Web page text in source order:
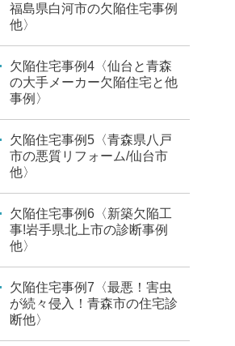
福島県白河市の欠陥住宅事例
他〉
欠陥住宅事例4〈仙台と青森
の大手メーカー欠陥住宅と他
事例〉
欠陥住宅事例5〈青森県八戸
市の悪質リフォーム/仙台市
他〉
欠陥住宅事例6〈新築欠陥工
事!岩手県北上市の診断事例
他〉
欠陥住宅事例7〈最悪！害虫
が続々侵入！青森市の住宅診
断他〉